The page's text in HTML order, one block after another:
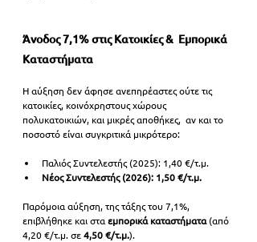
Άνοδος 7,1% στις Κατοικίες & Εμπορικά
Καταστήματα
Η αύξηση δεν άφησε ανεπηρέαστες ούτε τις
κατοικίες, κοινόχρηστους χώρους
πολυκατοικιών, και μικρές αποθήκες,  αν και το
ποσοστό είναι συγκριτικά μικρότερο:
Παλιός Συντελεστής (2025): 1,40 €/τ.μ.
Νέος Συντελεστής (2026): 1,50 €/τ.μ.
Παρόμοια αύξηση, της τάξης του 7,1%,
επιβλήθηκε και στα εμπορικά καταστήματα (από
4,20 €/τ.μ. σε 4,50 €/τ.μ.).